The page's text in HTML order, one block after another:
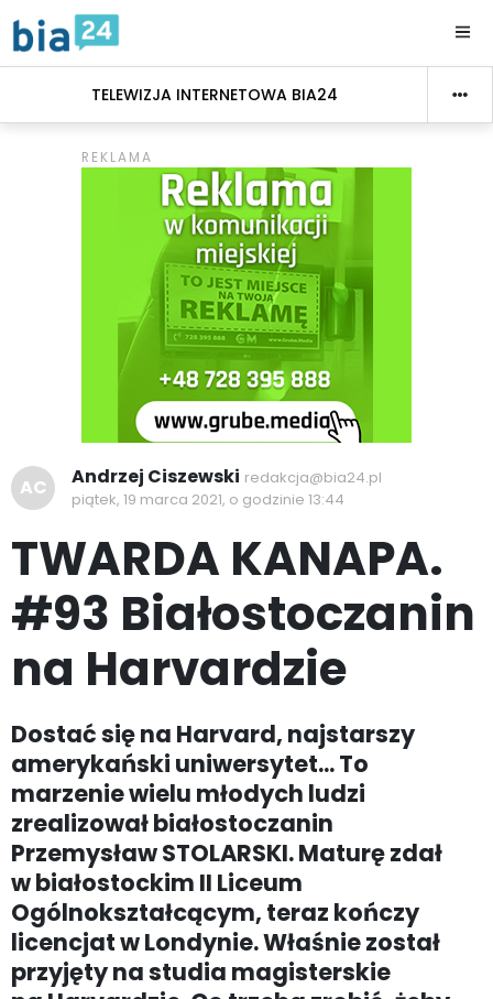
TELEWIZJA INTERNETOWA BIA24
AC Andrzej Ciszewski redakcja@bia24.pl
piątek, 19 marca 2021, o godzinie 13:44
TWARDA KANAPA.
#93 Białostoczanin
na Harvardzie
Dostać się na Harvard, najstarszy
amerykański uniwersytet... To
marzenie wielu młodych ludzi
zrealizował białostoczanin
Przemysław STOLARSKI. Maturę zdał
w białostockim II Liceum
Ogólnokształcącym, teraz kończy
licencjat w Londynie. Właśnie został
przyjęty na studia magisterskie